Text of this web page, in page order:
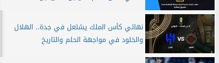
نهائي كأس الملك يشتعل في جدة.. الهلال
والخلود في مواجهة الحلم والتاريخ